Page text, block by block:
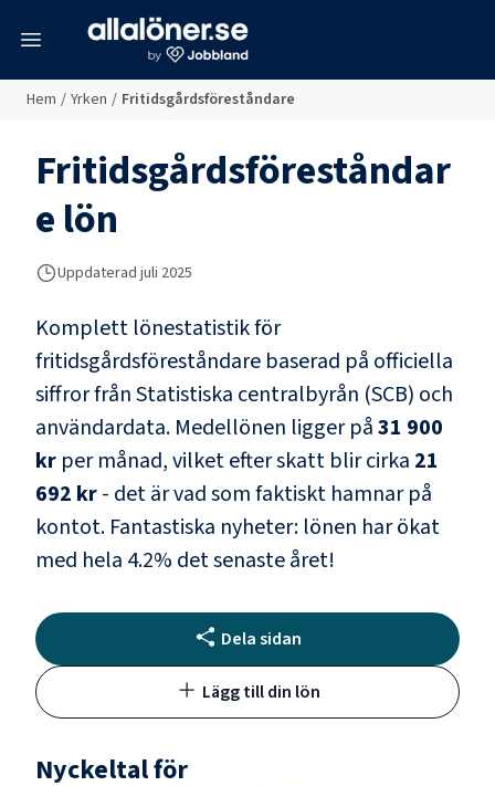
Hem / Yrken / Fritidsgårdsföreståndare
Fritidsgårdsföreståndar
elön
Uppdaterad juli 2025
Komplett lönestatistik för
fritidsgårdsföreståndare baserad på officiella
siffror från Statistiska centralbyrån (SCB) och
användardata. Medellönen ligger på31 900
kr per månad, vilket efter skatt blir cirka 21
692 kr- det är vad som faktiskt hamnar på
kontot. Fantastiska nyheter: lönen har ökat
med hela 4.2% det senaste året!
Dela sidan
Lägg till din lön
Nyckeltal för